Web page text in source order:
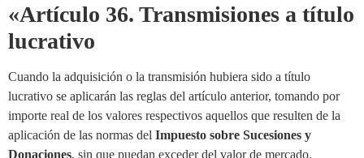
«Artículo 36. Transmisiones a título
lucrativo
Cuando la adquisición o la transmisión hubiera sido a título
lucrativo se aplicarán las reglas del artículo anterior, tomando por
importe real de los valores respectivos aquellos que resulten de la
aplicación de las normas del Impuesto sobre Sucesiones y
Donaciones, sin que puedan exceder del valor de mercado.